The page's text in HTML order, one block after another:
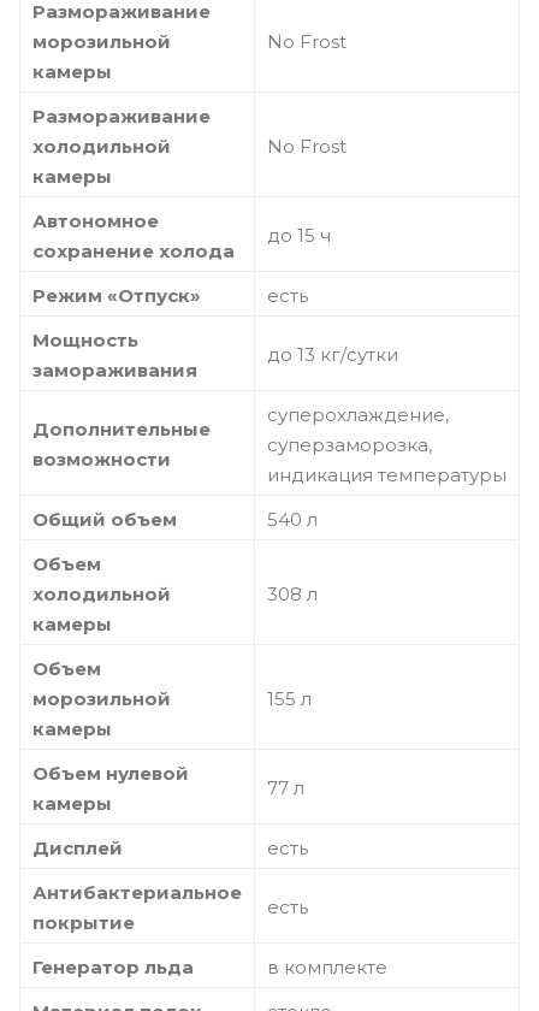
Размораживание
морозильной
камеры
No Frost
Размораживание
холодильной
камеры
No Frost
Автономное
сохранение холода
до 15 ч
Режим «Отпуск»
есть
Мощность
замораживания
до 13 кг/cутки
Дополнительные
возможности
суперохлаждение,
суперзаморозка,
индикация температуры
Общий объем
540 л
Объем
холодильной
камеры
308 л
Объем
морозильной
камеры
155 л
Объем нулевой
камеры
77 л
Дисплей
есть
Антибактериальное
покрытие
есть
Генератор льда
в комплекте